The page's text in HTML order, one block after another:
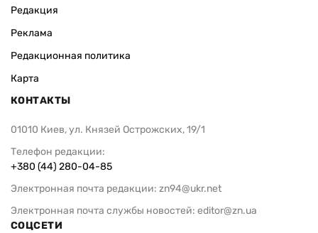
Редакция
Реклама
Редакционная политика
Карта
КОНТАКТЫ
01010 Киев, ул. Князей Острожских, 19/1
Телефон редакции:
+380 (44) 280-04-85
Электронная почта редакции: zn94@ukr.net
Электронная почта службы новостей: editor@zn.ua
СОЦСЕТИ